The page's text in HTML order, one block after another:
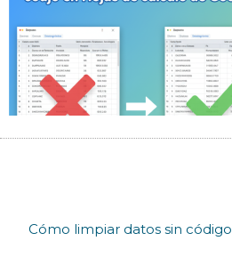
Cómo limpiar datos sin